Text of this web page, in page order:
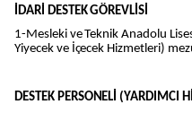
İDARİ DESTEK GÖREVLİSİ
1-Mesleki ve Teknik Anadolu
Yiyecek ve İçecek Hizmetleri)
DESTEK PERSONELİ (YARDIMCI